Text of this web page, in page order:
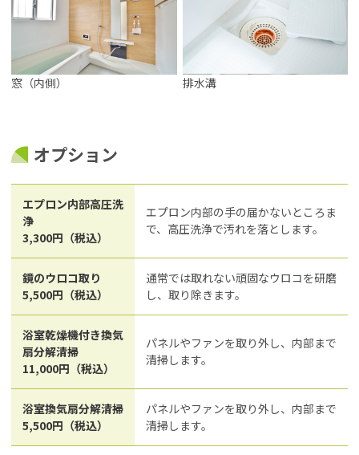
窓（内側） 排水溝
オプション
エプロン内部高圧洗
浄
3,300円（税込）
エプロン内部の手の届かないところま
で、高圧洗浄で汚れを落とします。
鏡のウロコ取り
5,500円（税込）
通常では取れない頑固なウロコを研磨
し、取り除きます。
浴室乾燥機付き換気
扇分解清掃
11,000円（税込）
パネルやファンを取り外し、内部まで
清掃します。
浴室換気扇分解清掃
5,500円（税込）
パネルやファンを取り外し、内部まで
清掃します。